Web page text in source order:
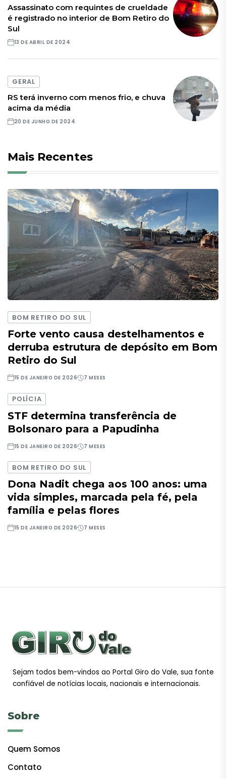
Assassinato com requintes de crueldade
é registrado no interior de Bom Retiro do
Sul
13 DE ABRIL DE 2024
GERAL
RS terá inverno com menos frio, e chuva
acima da média
20 DE JUNHO DE 2024
Mais Recentes
BOM RETIRO DO SUL
Forte vento causa destelhamentos e
derruba estrutura de depósito em Bom
Retiro do Sul
15 DE JANEIRO DE 2026 7 MESES
POLÍCIA
STF determina transferência de
Bolsonaro para a Papudinha
15 DE JANEIRO DE 2026 7 MESES
BOM RETIRO DO SUL
Dona Nadit chega aos 100 anos: uma
vida simples, marcada pela fé, pela
família e pelas flores
15 DE JANEIRO DE 2026 7 MESES
Sejam todos bem-vindos ao Portal Giro do Vale, sua fonte
confiável de notícias locais, nacionais e internacionais.
Sobre
Quem Somos
Contato